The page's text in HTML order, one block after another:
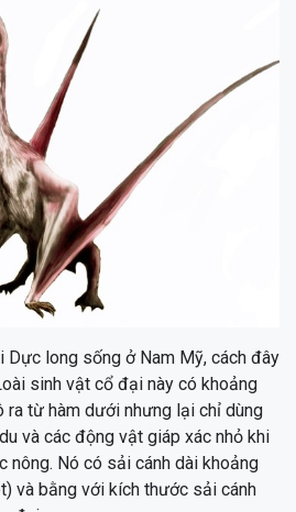
long sống ở Nam Mỹ, cách đây
sinh vật cổ đại này có khoảng
ra từ hàm dưới nhưng lại chỉ dùng
và các động vật giáp xác nhỏ khi
nông. Nó có sải cánh dài khoảng
và bằng với kích thước sải cánh